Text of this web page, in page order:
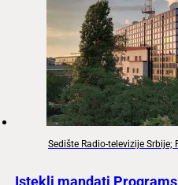
Sedište Radio-televizije